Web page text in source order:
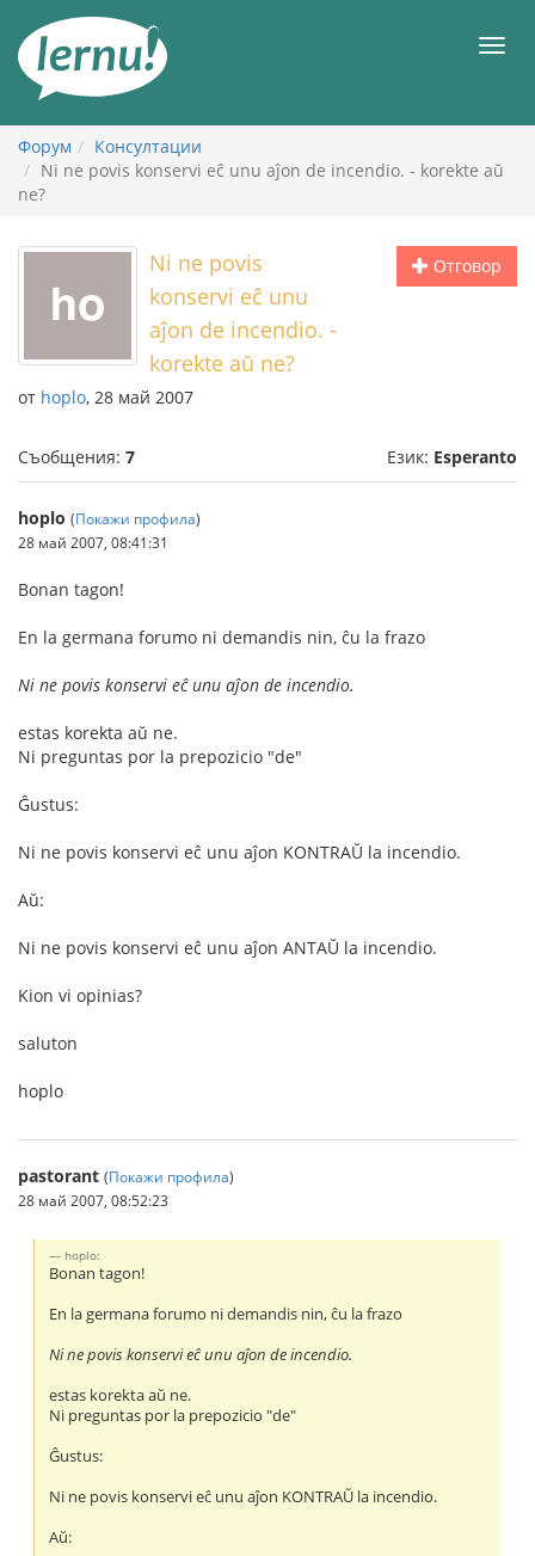
съдържанието
Форум
Консултации
Ni ne povis konservi eĉ unu aĵon de incendio. - korekte aŭ
ne?
Отговор
Ni ne povis
konservi eĉ unu
aĵon de incendio. -
korekte aŭ ne?
от hoplo, 28 май 2007
Съобщения: 7 Език: Esperanto
hoplo (Покажи профила)
28 май 2007, 08:41:31
Bonan tagon!
En la germana forumo ni demandis nin, ĉu la frazo
Ni ne povis konservi eĉ unu aĵon de incendio.
estas korekta aŭ ne.
Ni preguntas por la prepozicio "de"
Ĝustus:
Ni ne povis konservi eĉ unu aĵon KONTRAŬ la incendio.
Aŭ:
Ni ne povis konservi eĉ unu aĵon ANTAŬ la incendio.
Kion vi opinias?
saluton
hoplo
pastorant (Покажи профила)
28 май 2007, 08:52:23
hoplo:
Bonan tagon!
En la germana forumo ni demandis nin, ĉu la frazo
Ni ne povis konservi eĉ unu aĵon de incendio.
estas korekta aŭ ne.
Ni preguntas por la prepozicio "de"
Ĝustus:
Ni ne povis konservi eĉ unu aĵon KONTRAŬ la incendio.
Aŭ: